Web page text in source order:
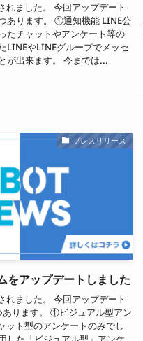
れました。 今回アップデート
あります。 ①通知機能 LINE公
たチャットやアンケート等の
LINEやLINEグループでメッセ
が出来ます。 今までは...
プレスリリース
をアップデートしました
れました。 今回アップデート
あります。 ①ビジュアル型アン
ット型のアンケートのみでし